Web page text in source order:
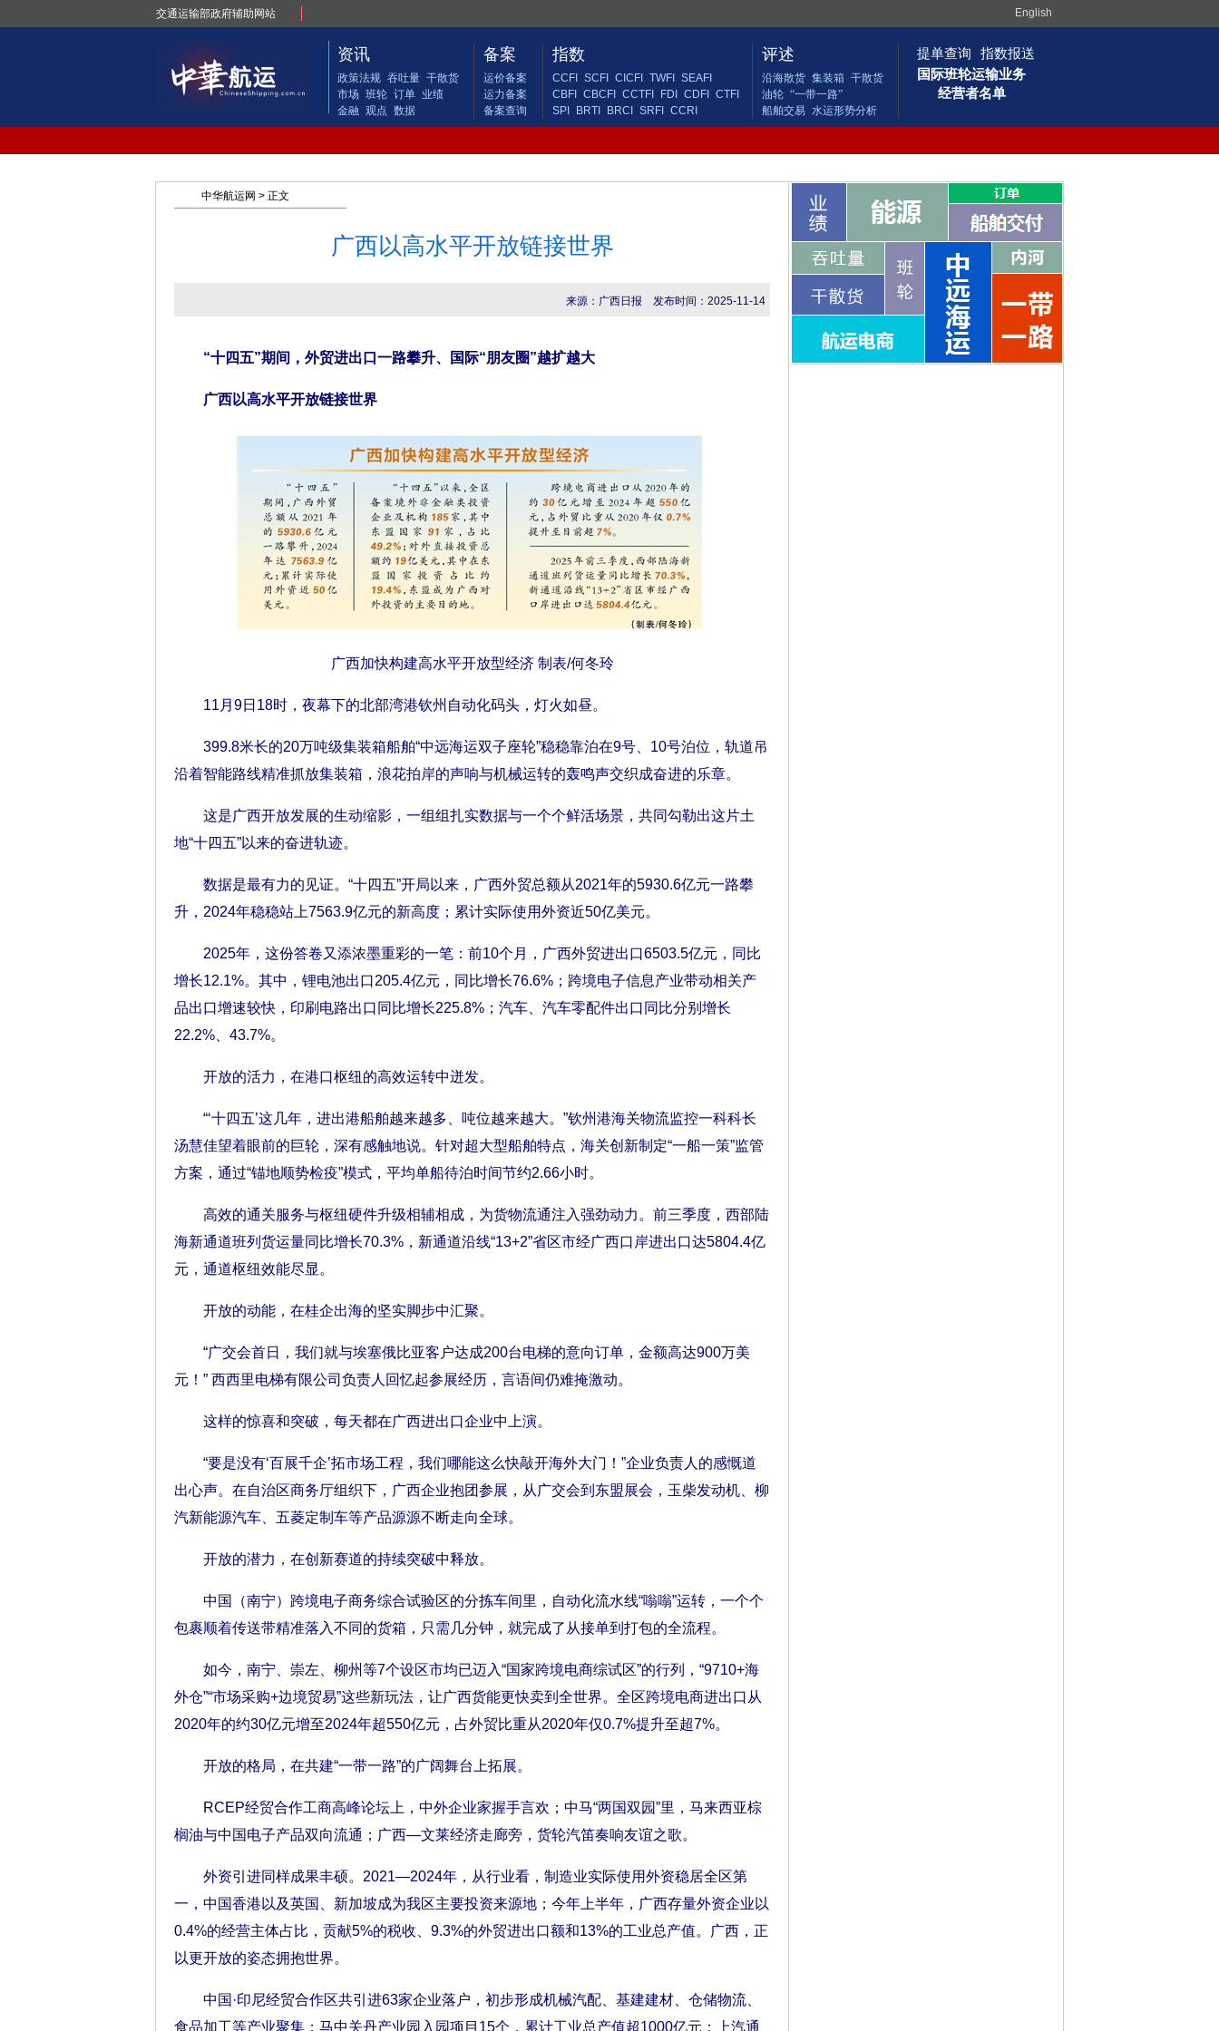
交通运输部政府辅助网站 English
资讯
政策法规 吞吐量 干散货
市场 班轮 订单 业绩
金融 观点 数据
备案
运价备案
运力备案
备案查询
指数
CCFI SCFI CICFI TWFI
SEAFI
CBFI
CBCFI CCTFI FDI CDFI
CTFI
SPI
BRTI BRCI SRFI CCRI
评述
沿海散货 集装箱 干散货
油轮 “一带一路”
船舶交易 水运形势分析
提单查询
指数报送
国际班轮运输业务
经营者名单
中华航运网 > 正文
广西以高水平开放链接世界
来源：广西日报 发布时间：2025-11-14
“十四五”期间，外贸进出口一路攀升、国际“朋友圈”越扩越大
广西以高水平开放链接世界
广西加快构建高水平开放型经济 制表/何冬玲
11月9日18时，夜幕下的北部湾港钦州自动化码头，灯火如昼。
399.8米长的20万吨级集装箱船舶“中远海运双子座轮”稳稳靠泊在9号、10号泊位，轨道吊
沿着智能路线精准抓放集装箱，浪花拍岸的声响与机械运转的轰鸣声交织成奋进的乐章。
这是广西开放发展的生动缩影，一组组扎实数据与一个个鲜活场景，共同勾勒出这片土
地“十四五”以来的奋进轨迹。
数据是最有力的见证。“十四五”开局以来，广西外贸总额从2021年的5930.6亿元一路攀
升，2024年稳稳站上7563.9亿元的新高度；累计实际使用外资近50亿美元。
2025年，这份答卷又添浓墨重彩的一笔：前10个月，广西外贸进出口6503.5亿元，同比
增长12.1%。其中，锂电池出口205.4亿元，同比增长76.6%；跨境电子信息产业带动相关产
品出口增速较快，印刷电路出口同比增长225.8%；汽车、汽车零配件出口同比分别增长
22.2%、43.7%。
开放的活力，在港口枢纽的高效运转中迸发。
“‘十四五’这几年，进出港船舶越来越多、吨位越来越大。”钦州港海关物流监控一科科长
汤慧佳望着眼前的巨轮，深有感触地说。针对超大型船舶特点，海关创新制定“一船一策”监管
方案，通过“锚地顺势检疫”模式，平均单船待泊时间节约2.66小时。
高效的通关服务与枢纽硬件升级相辅相成，为货物流通注入强劲动力。前三季度，西部陆
海新通道班列货运量同比增长70.3%，新通道沿线“13+2”省区市经广西口岸进出口达5804.4亿
元，通道枢纽效能尽显。
开放的动能，在桂企出海的坚实脚步中汇聚。
“广交会首日，我们就与埃塞俄比亚客户达成200台电梯的意向订单，金额高达900万美
元！” 西西里电梯有限公司负责人回忆起参展经历，言语间仍难掩激动。
这样的惊喜和突破，每天都在广西进出口企业中上演。
“要是没有‘百展千企’拓市场工程，我们哪能这么快敲开海外大门！”企业负责人的感慨道
出心声。在自治区商务厅组织下，广西企业抱团参展，从广交会到东盟展会，玉柴发动机、柳
汽新能源汽车、五菱定制车等产品源源不断走向全球。
开放的潜力，在创新赛道的持续突破中释放。
中国（南宁）跨境电子商务综合试验区的分拣车间里，自动化流水线“嗡嗡”运转，一个个
包裹顺着传送带精准落入不同的货箱，只需几分钟，就完成了从接单到打包的全流程。
如今，南宁、崇左、柳州等7个设区市均已迈入“国家跨境电商综试区”的行列，“9710+海
外仓”“市场采购+边境贸易”这些新玩法，让广西货能更快卖到全世界。全区跨境电商进出口从
2020年的约30亿元增至2024年超550亿元，占外贸比重从2020年仅0.7%提升至超7%。
开放的格局，在共建“一带一路”的广阔舞台上拓展。
RCEP经贸合作工商高峰论坛上，中外企业家握手言欢；中马“两国双园”里，马来西亚棕
榈油与中国电子产品双向流通；广西—文莱经济走廊旁，货轮汽笛奏响友谊之歌。
外资引进同样成果丰硕。2021—2024年，从行业看，制造业实际使用外资稳居全区第
一，中国香港以及英国、新加坡成为我区主要投资来源地；今年上半年，广西存量外资企业以
0.4%的经营主体占比，贡献5%的税收、9.3%的外贸进出口额和13%的工业总产值。广西，正
以更开放的姿态拥抱世界。
中国·印尼经贸合作区共引进63家企业落户，初步形成机械汽配、基建建材、仓储物流、
食品加工等产业聚集；马中关丹产业园入园项目15个，累计工业总产值超1000亿元；上汽通